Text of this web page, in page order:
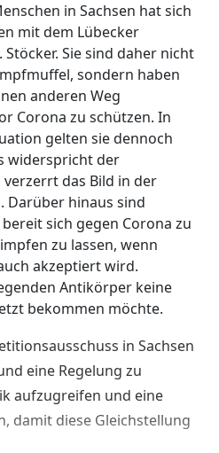
in Sachsen hat sich
mit dem Lübecker
Sie sind daher nicht
sondern haben
anderen Weg
Corona zu schützen. In
gelten sie dennoch
widerspricht der
das Bild in der
Darüber hinaus sind
sich gegen Corona zu
zu lassen, wenn
akzeptiert wird.
Antikörper keine
bekommen möchte.
in Sachsen
eine Regelung zu
aufzugreifen und eine
damit diese Gleichstellung